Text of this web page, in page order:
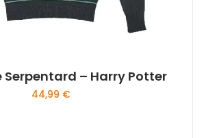
Serpentard – Harry Potter
44,99 €